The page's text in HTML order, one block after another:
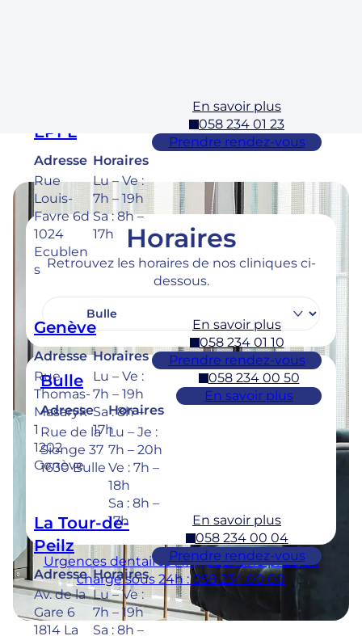
EPFL
Adresse
Rue
Louis-
Favre 6d
1024
Ecublen
s
Horaires
Lu – Ve :
7h – 19h
Sa : 8h –
17h
En savoir plus
058 234 01 23
Prendre rendez-vous
Genève
Adresse
Rue
Thomas-
Masaryk
1
1202
Genève
Horaires
Lu – Ve :
7h – 19h
Sa : 8h –
17h
En savoir plus
058 234 01 10
Prendre rendez-vous
La Tour-de-
Peilz
Adresse
Av. de la
Gare 6
1814 La
Horaires
Lu – Ve :
7h – 19h
Sa : 8h –
En savoir plus
058 234 00 04
Prendre rendez-vous
Horaires
Retrouvez les horaires de nos cliniques ci-
dessous.
Bulle
Adresse
Rue de la
Sionge 37
1630 Bulle
Horaires
Lu – Je :
7h – 20h
Ve : 7h –
18h
Sa : 8h –
17h
058 234 00 50
En savoir plus
Urgences dentaires : 7/7j pour une prise en
charge sous 24h : 058 234 00 00